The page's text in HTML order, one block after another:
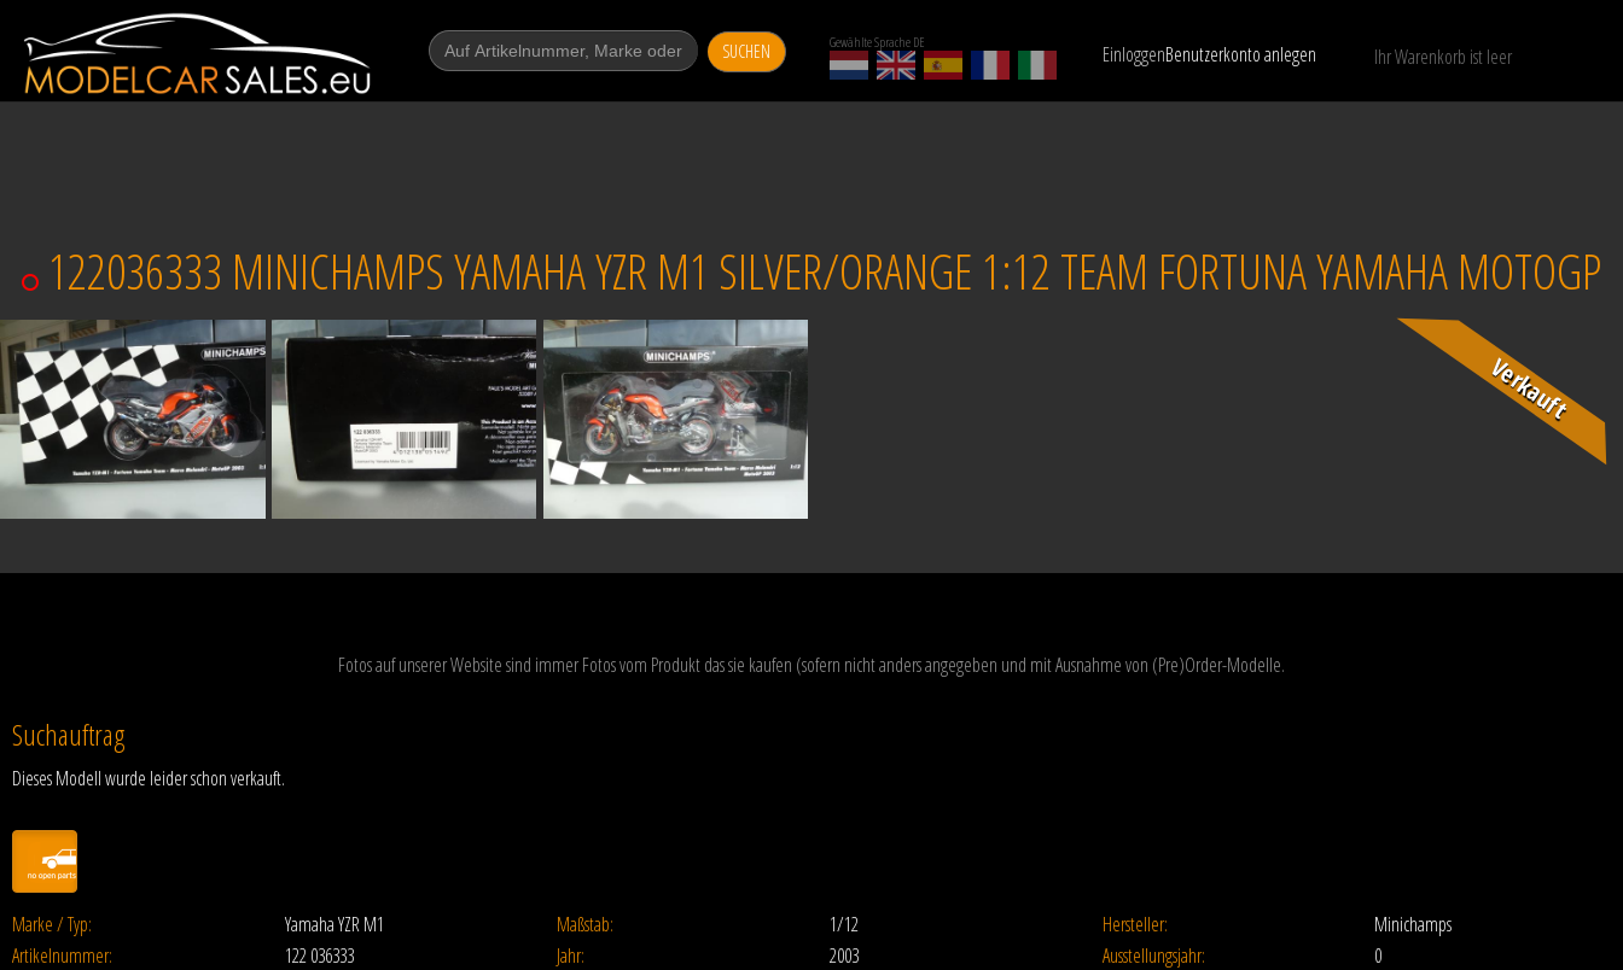
SUCHEN Gewählte Sprache DE EinloggenBenutzerkonto anlegen Ihr Warenkorb ist leer
Nur verfügbare Modelle anzeigen LÖSCHEN
122036333 MINICHAMPS YAMAHA YZR M1 SILVER/ORANGE 1:12 TEAM FORTUNA YAMAHA MOTOGP
Verkauft
Fotos auf unserer Website sind immer Fotos vom Produkt das sie kaufen (sofern nicht anders angegeben und mit Ausnahme von (Pre)Order-Modelle.
Suchauftrag
Dieses Modell wurde leider schon verkauft.
Marke / Typ: Yamaha YZR M1 Maßstab: 1/12 Hersteller:
Minichamps
Artikelnummer:
122 036333 Jahr: 2003 Ausstellungsjahr:
0